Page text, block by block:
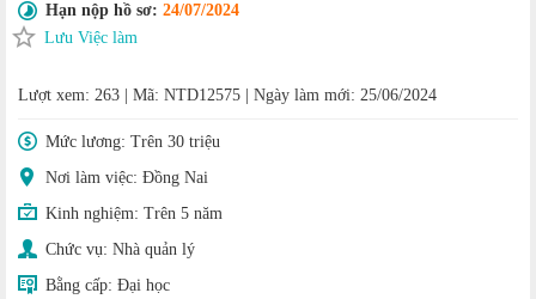
Hạn nộp hồ sơ: 24/07/2024
Lưu Việc làm
Lượt xem: 263 Mã: NTD12575 Ngày làm mới: 25/06/2024
Mức lương: Trên 30 triệu
Nơi làm việc: Đồng Nai
Kinh nghiệm: Trên 5 năm
Chức vụ: Nhà quản lý
Bằng cấp: Đại học